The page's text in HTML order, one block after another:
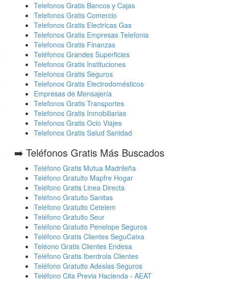
Telefonos Gratis Bancos y Cajas
Telefonos Gratis Comercio
Telefonos Gratis Electricas Gas
Telefonos Gratis Empresas Telefonia
Telefonos Gratis Finanzas
Teléfonos Grandes Superficies
Telefonos Gratis Instituciones
Telefonos Gratis Seguros
Telefonos Gratis Electrodomésticos
Empresas de Mensajería
Telefonos Gratis Transportes
Telefonos Gratis Inmobiliarias
Telefonos Gratis Ocio Viajes
Telefonos Gratis Salud Sanidad
➡️ Teléfonos Gratis Más Buscados
Teléfono Gratis Mutua Madrileña
Teléfono Gratuito Mapfre Hogar
Teléfono Gratis Linea Directa
Teléfono Gratuito Sanitas
Teléfono Gratuito Cetelem
Teléfono Gratuito Seur
Teléfono Gratuito Penelope Seguros
Teléfono Gratis Clientes SeguCaixa
Teléono Gratis Clientes Endesa
Teléfono Gratis Iberdrola Clientes
Teléfono Gratuito Adeslas Seguros
Teléfono Cita Previa Hacienda - AEAT